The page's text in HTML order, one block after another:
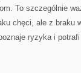
To szczególnie
chęci, ale z braku
ryzyka i